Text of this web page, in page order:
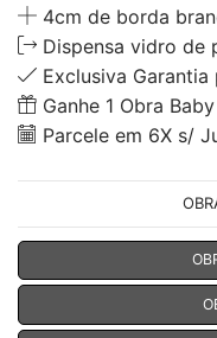
4cm de borda
Dispensa vidro de
Exclusiva Garantia
Ganhe 1 Obra
Parcele em 6X s/